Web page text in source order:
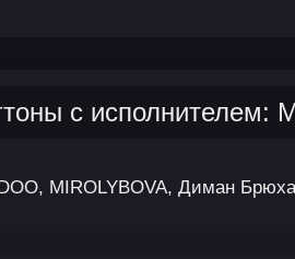
с исполнителем:
MIROLYBOVA, Диман